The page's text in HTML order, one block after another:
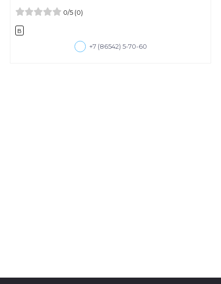
0/5(0)
B
+7 (86542) 5-70-60